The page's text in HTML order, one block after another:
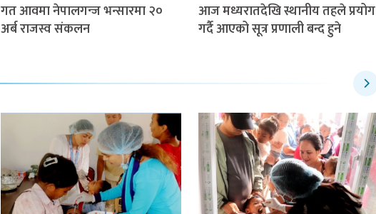
गत आवमा नेपालगन्ज भन्सारमा २०
अर्ब राजस्व संकलन
आज मध्यरातदेखि स्थानीय तहले प्रयोग
गर्दै आएको सूत्र प्रणाली बन्द हुने